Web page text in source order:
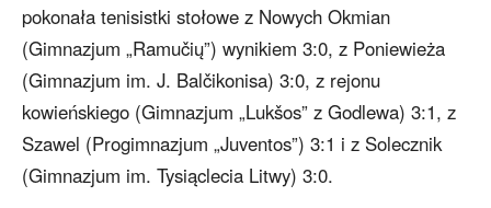
pokonała tenisistki stołowe z Nowych Okmian
(Gimnazjum „Ramučių”) wynikiem 3:0, z Poniewieża
(Gimnazjum im. J. Balčikonisa) 3:0, z rejonu
kowieńskiego (Gimnazjum „Lukšos” z Godlewa) 3:1, z
Szawel (Progimnazjum „Juventos”) 3:1 i z Solecznik
(Gimnazjum im. Tysiąclecia Litwy) 3:0.